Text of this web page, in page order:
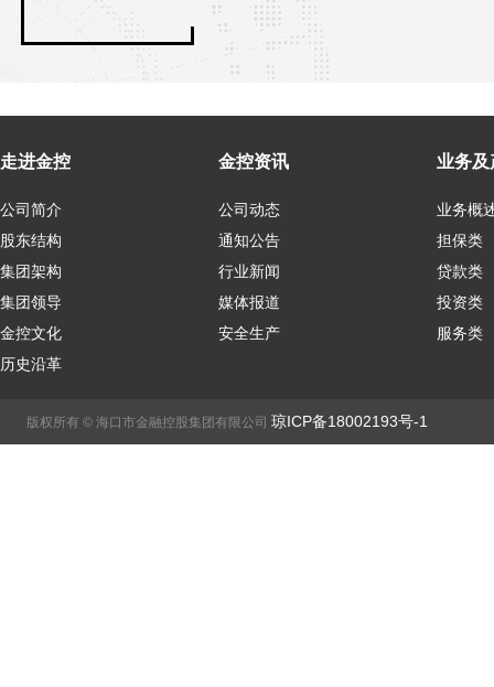
走进金控
公司简介
股东结构
集团架构
集团领导
金控文化
历史沿革
金控资讯
公司动态
通知公告
行业新闻
媒体报道
安全生产
业务及
业务概
担保类
贷款类
投资类
服务类
版权所有 © 海口市金融控股集团有限公司 琼ICP备18002193号-1